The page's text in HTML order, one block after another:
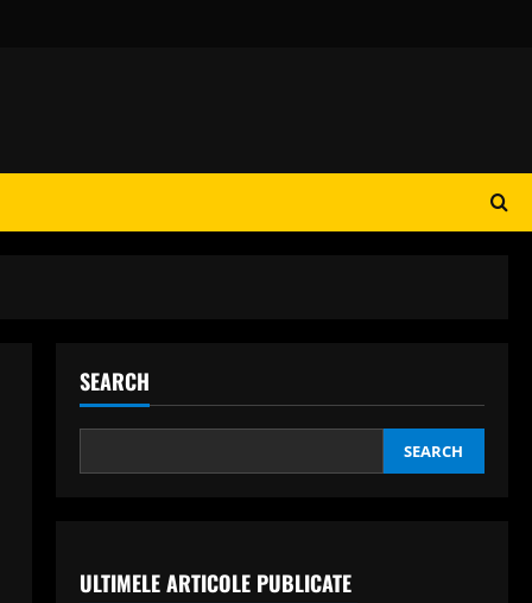
SEARCH
SEARCH
ULTIMELE ARTICOLE PUBLICATE